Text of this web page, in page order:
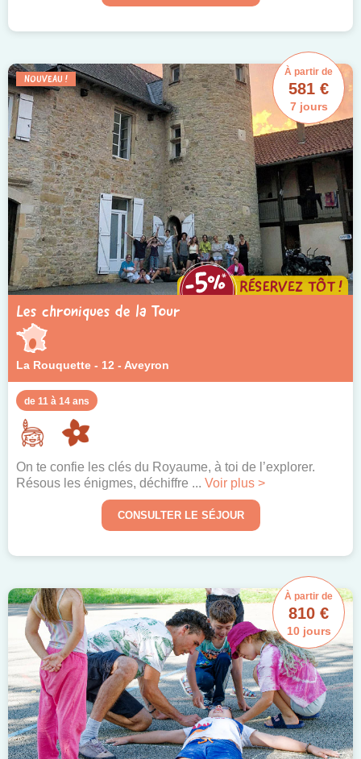
NOUVEAU !
Les chroniques de la Tour
La Rouquette - 12 - Aveyron
de 11 à 14 ans
À partir de
581 €
7 jours
On te confie les clés du Royaume, à toi de l’explorer.
Résous les énigmes, déchiffre ... Voir plus >
CONSULTER LE SÉJOUR
À partir de
810 €
10 jours